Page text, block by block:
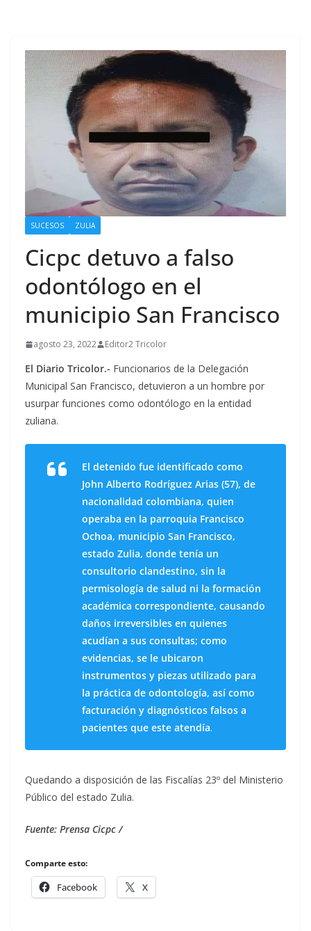
SUCESOS ZULIA
Cicpc detuvo a falso
odontólogo en el
municipio San Francisco
agosto 23, 2022 Editor2 Tricolor
El Diario Tricolor.- Funcionarios de la Delegación
Municipal San Francisco, detuvieron a un hombre por
usurpar funciones como odontólogo en la entidad
zuliana.
El detenido fue identificado como
John Alberto Rodríguez Arias (57), de
nacionalidad colombiana, quien
operaba en la parroquia Francisco
Ochoa, municipio San Francisco,
estado Zulia, donde tenía un
consultorio clandestino, sin la
permisología de salud ni la formación
académica correspondiente, causando
daños irreversibles en quienes
acudían a sus consultas; como
evidencias, se le ubicaron
instrumentos y piezas utilizado para
la práctica de odontología, así como
facturación y diagnósticos falsos a
pacientes que este atendía.
Quedando a disposición de las Fiscalías 23º del Ministerio
Público del estado Zulia.
Fuente: Prensa Cicpc /
Comparte esto:
Facebook X